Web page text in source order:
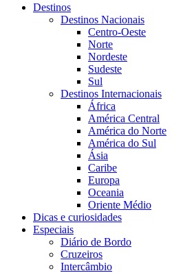
Destinos
Destinos Nacionais
Centro-Oeste
Norte
Nordeste
Sudeste
Sul
Destinos Internacionais
África
América Central
América do Norte
América do Sul
Ásia
Caribe
Europa
Oceania
Oriente Médio
Dicas e curiosidades
Especiais
Diário de Bordo
Cruzeiros
Intercâmbio